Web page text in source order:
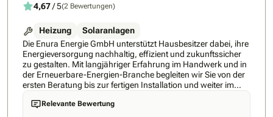
4,67/ 5(2 Bewertungen)
Heizung
Solaranlagen
Die Enura Energie GmbH unterstützt Hausbesitzer dabei, ihre
Energieversorgung nachhaltig, effizient und zukunftssicher
zu gestalten. Mit langjähriger Erfahrung im Handwerk und in
der Erneuerbare-Energien-Branche begleiten wir Sie von der
ersten Beratung bis zur fertigen Installation und weiter im
Aftersale – kompetent, persönlich und zuverlässig.Jedes
Zuhause ist einzigartig. Deshalb entwickeln wir individuelle
Relevante Bewertung